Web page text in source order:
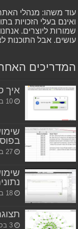
עוד משהו: מנהלי
ואינם בעלי הזכויות
שמורות ליוצרים.
עושים. אבל התוכנות
המדריכים
איך
10 באוגוסט 2022
27 במאי 2020
18 במאי 2020
3 בספטמבר 2019